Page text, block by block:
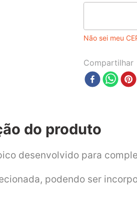
Não sei meu
Compartilhar
do produto
desenvolvido para
podendo ser